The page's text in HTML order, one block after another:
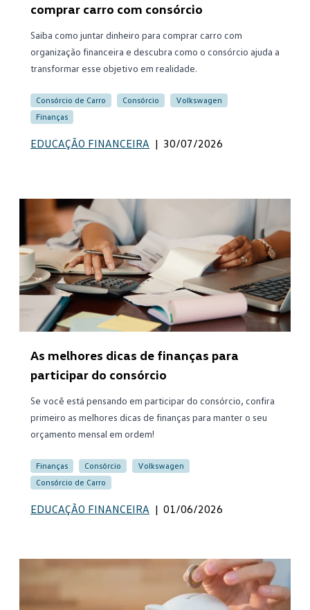
comprar carro com consórcio
Saiba como juntar dinheiro para comprar carro com
organização financeira e descubra como o consórcio ajuda a
transformar esse objetivo em realidade.
Consórcio de Carro Consórcio
Volkswagen
Finanças
EDUCAÇÃO FINANCEIRA | 30/07/2026
As melhores dicas de finanças para
participar do consórcio
Se você está pensando em participar do consórcio, confira
primeiro as melhores dicas de finanças para manter o seu
orçamento mensal em ordem!
Finanças Consórcio
Volkswagen
Consórcio de Carro
EDUCAÇÃO FINANCEIRA | 01/06/2026